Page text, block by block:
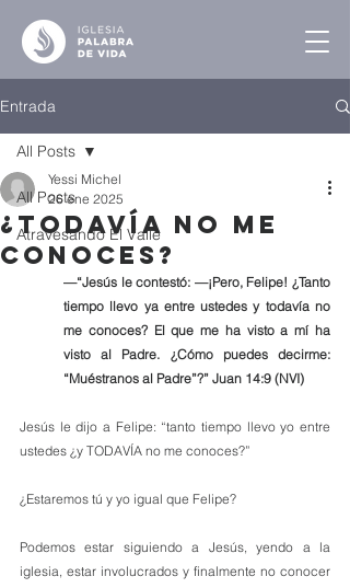
Entrada
All Posts
Atravesando El Valle
All Posts
¿Todavía No Me
Conoces?
Yessi Michel
26 ene 2025
—“Jesús le contestó: —¡Pero, Felipe! ¿Tanto
tiempo llevo ya entre ustedes y todavía no
me conoces? El que me ha visto a mí ha
visto al Padre. ¿Cómo puedes decirme:
“Muéstranos al Padre”?” Juan‬ ‭14‬:‭9‬ (NVI)‬‬
Jesús le dijo a Felipe: “tanto tiempo llevo yo entre
ustedes ¿y TODAVÍA no me conoces?”
¿Estaremos tú y yo igual que Felipe?
Podemos estar siguiendo a Jesús, yendo a la
iglesia, estar involucrados y finalmente no conocer